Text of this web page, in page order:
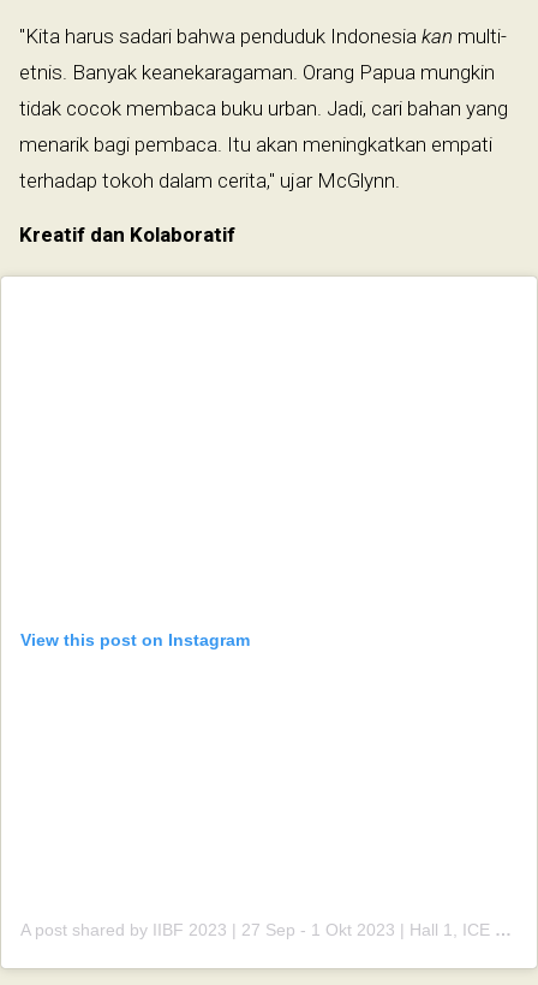
"Kita harus sadari bahwa penduduk Indonesia kan multi-
etnis. Banyak keanekaragaman. Orang Papua mungkin
tidak cocok membaca buku urban. Jadi, cari bahan yang
menarik bagi pembaca. Itu akan meningkatkan empati
terhadap tokoh dalam cerita," ujar McGlynn.
Kreatif dan Kolaboratif
View this post on Instagram
A post shared by IIBF 2023 | 27 Sep - 1 Okt 2023 | Hall 1, ICE BSD City (@indonesiainternationalbookfair)